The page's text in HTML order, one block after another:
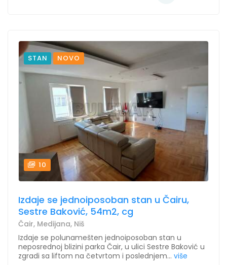
STAN NOVO
10
Izdaje se jednoiposoban stan u Čairu,
Sestre Baković, 54m2, cg
Čair, Medijana, Niš
Izdaje se polunamešten jednoiposoban stan u
neposrednoj blizini parka Čair, u ulici Sestre Baković u
zgradi sa liftom na četvrtom i poslednjem... više